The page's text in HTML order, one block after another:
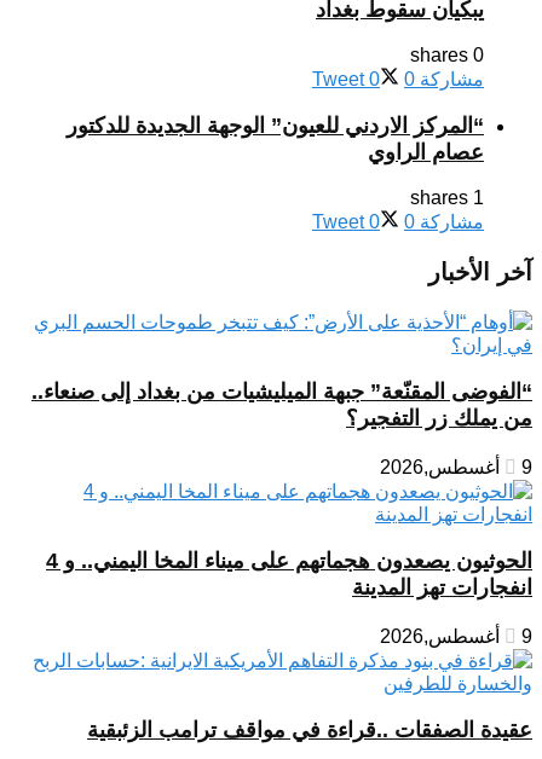
يبكيان سقوط بغداد
0 shares
مشاركة 0
Tweet 0
“المركز الاردني للعيون” الوجهة الجديدة للدكتور
عصام الراوي
1 shares
مشاركة 0
Tweet 0
آخر الأخبار
“الفوضى المقنّعة” جبهة الميليشيات من بغداد إلى صنعاء..
من يملك زر التفجير؟
9 أغسطس,2026
الحوثيون يصعدون هجماتهم على ميناء المخا اليمني.. و 4
انفجارات تهز المدينة
9 أغسطس,2026
عقيدة الصفقات ..قراءة في مواقف ترامب الزئبقية